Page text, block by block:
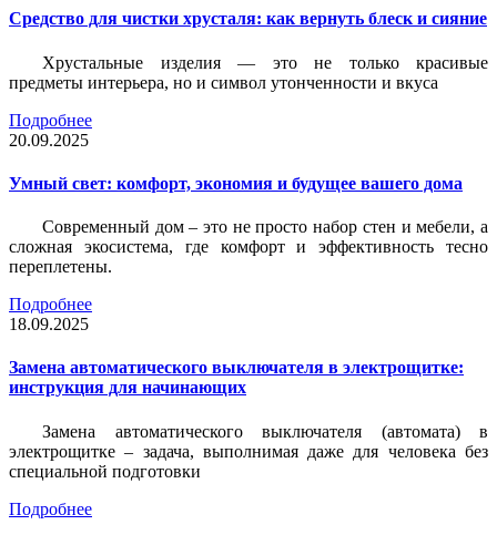
Средство для чистки хрусталя: как вернуть блеск и сияние
Хрустальные изделия — это не только красивые
предметы интерьера, но и символ утонченности и вкуса
Подробнее
20.09.2025
Умный свет: комфорт, экономия и будущее вашего дома
Современный дом – это не просто набор стен и мебели, а
сложная экосистема, где комфорт и эффективность тесно
переплетены.
Подробнее
18.09.2025
Замена автоматического выключателя в электрощитке:
инструкция для начинающих
Замена автоматического выключателя (автомата) в
электрощитке – задача, выполнимая даже для человека без
специальной подготовки
Подробнее